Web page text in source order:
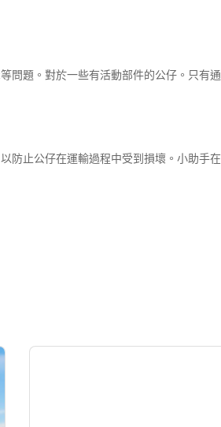
問題。對於一些有活動部件的公仔。只有通
防止公仔在運輸過程中受到損壞。小助手在